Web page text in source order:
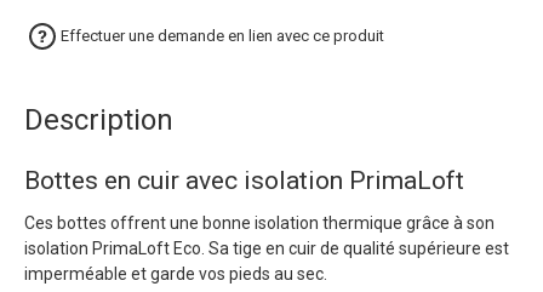
Effectuer une demande en lien avec ce produit
Description
Bottes en cuir avec isolation PrimaLoft
Ces bottes offrent une bonne isolation thermique grâce à son
isolation PrimaLoft Eco. Sa tige en cuir de qualité supérieure est
imperméable et garde vos pieds au sec.